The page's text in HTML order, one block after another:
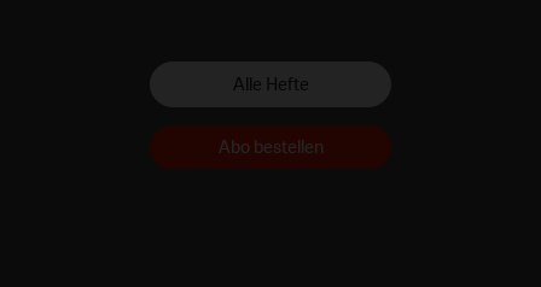
Alle Hefte
Abo bestellen